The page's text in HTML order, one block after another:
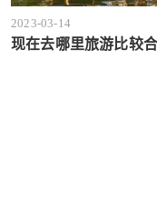
2023-03-14
现在去哪里旅游比较